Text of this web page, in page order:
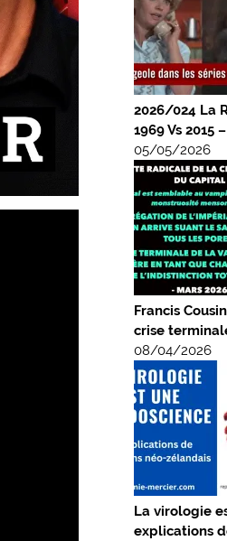
2026/024 La
1969 Vs 2015
05/05/2026
Francis
crise
08/04/2026
La virologie
explications